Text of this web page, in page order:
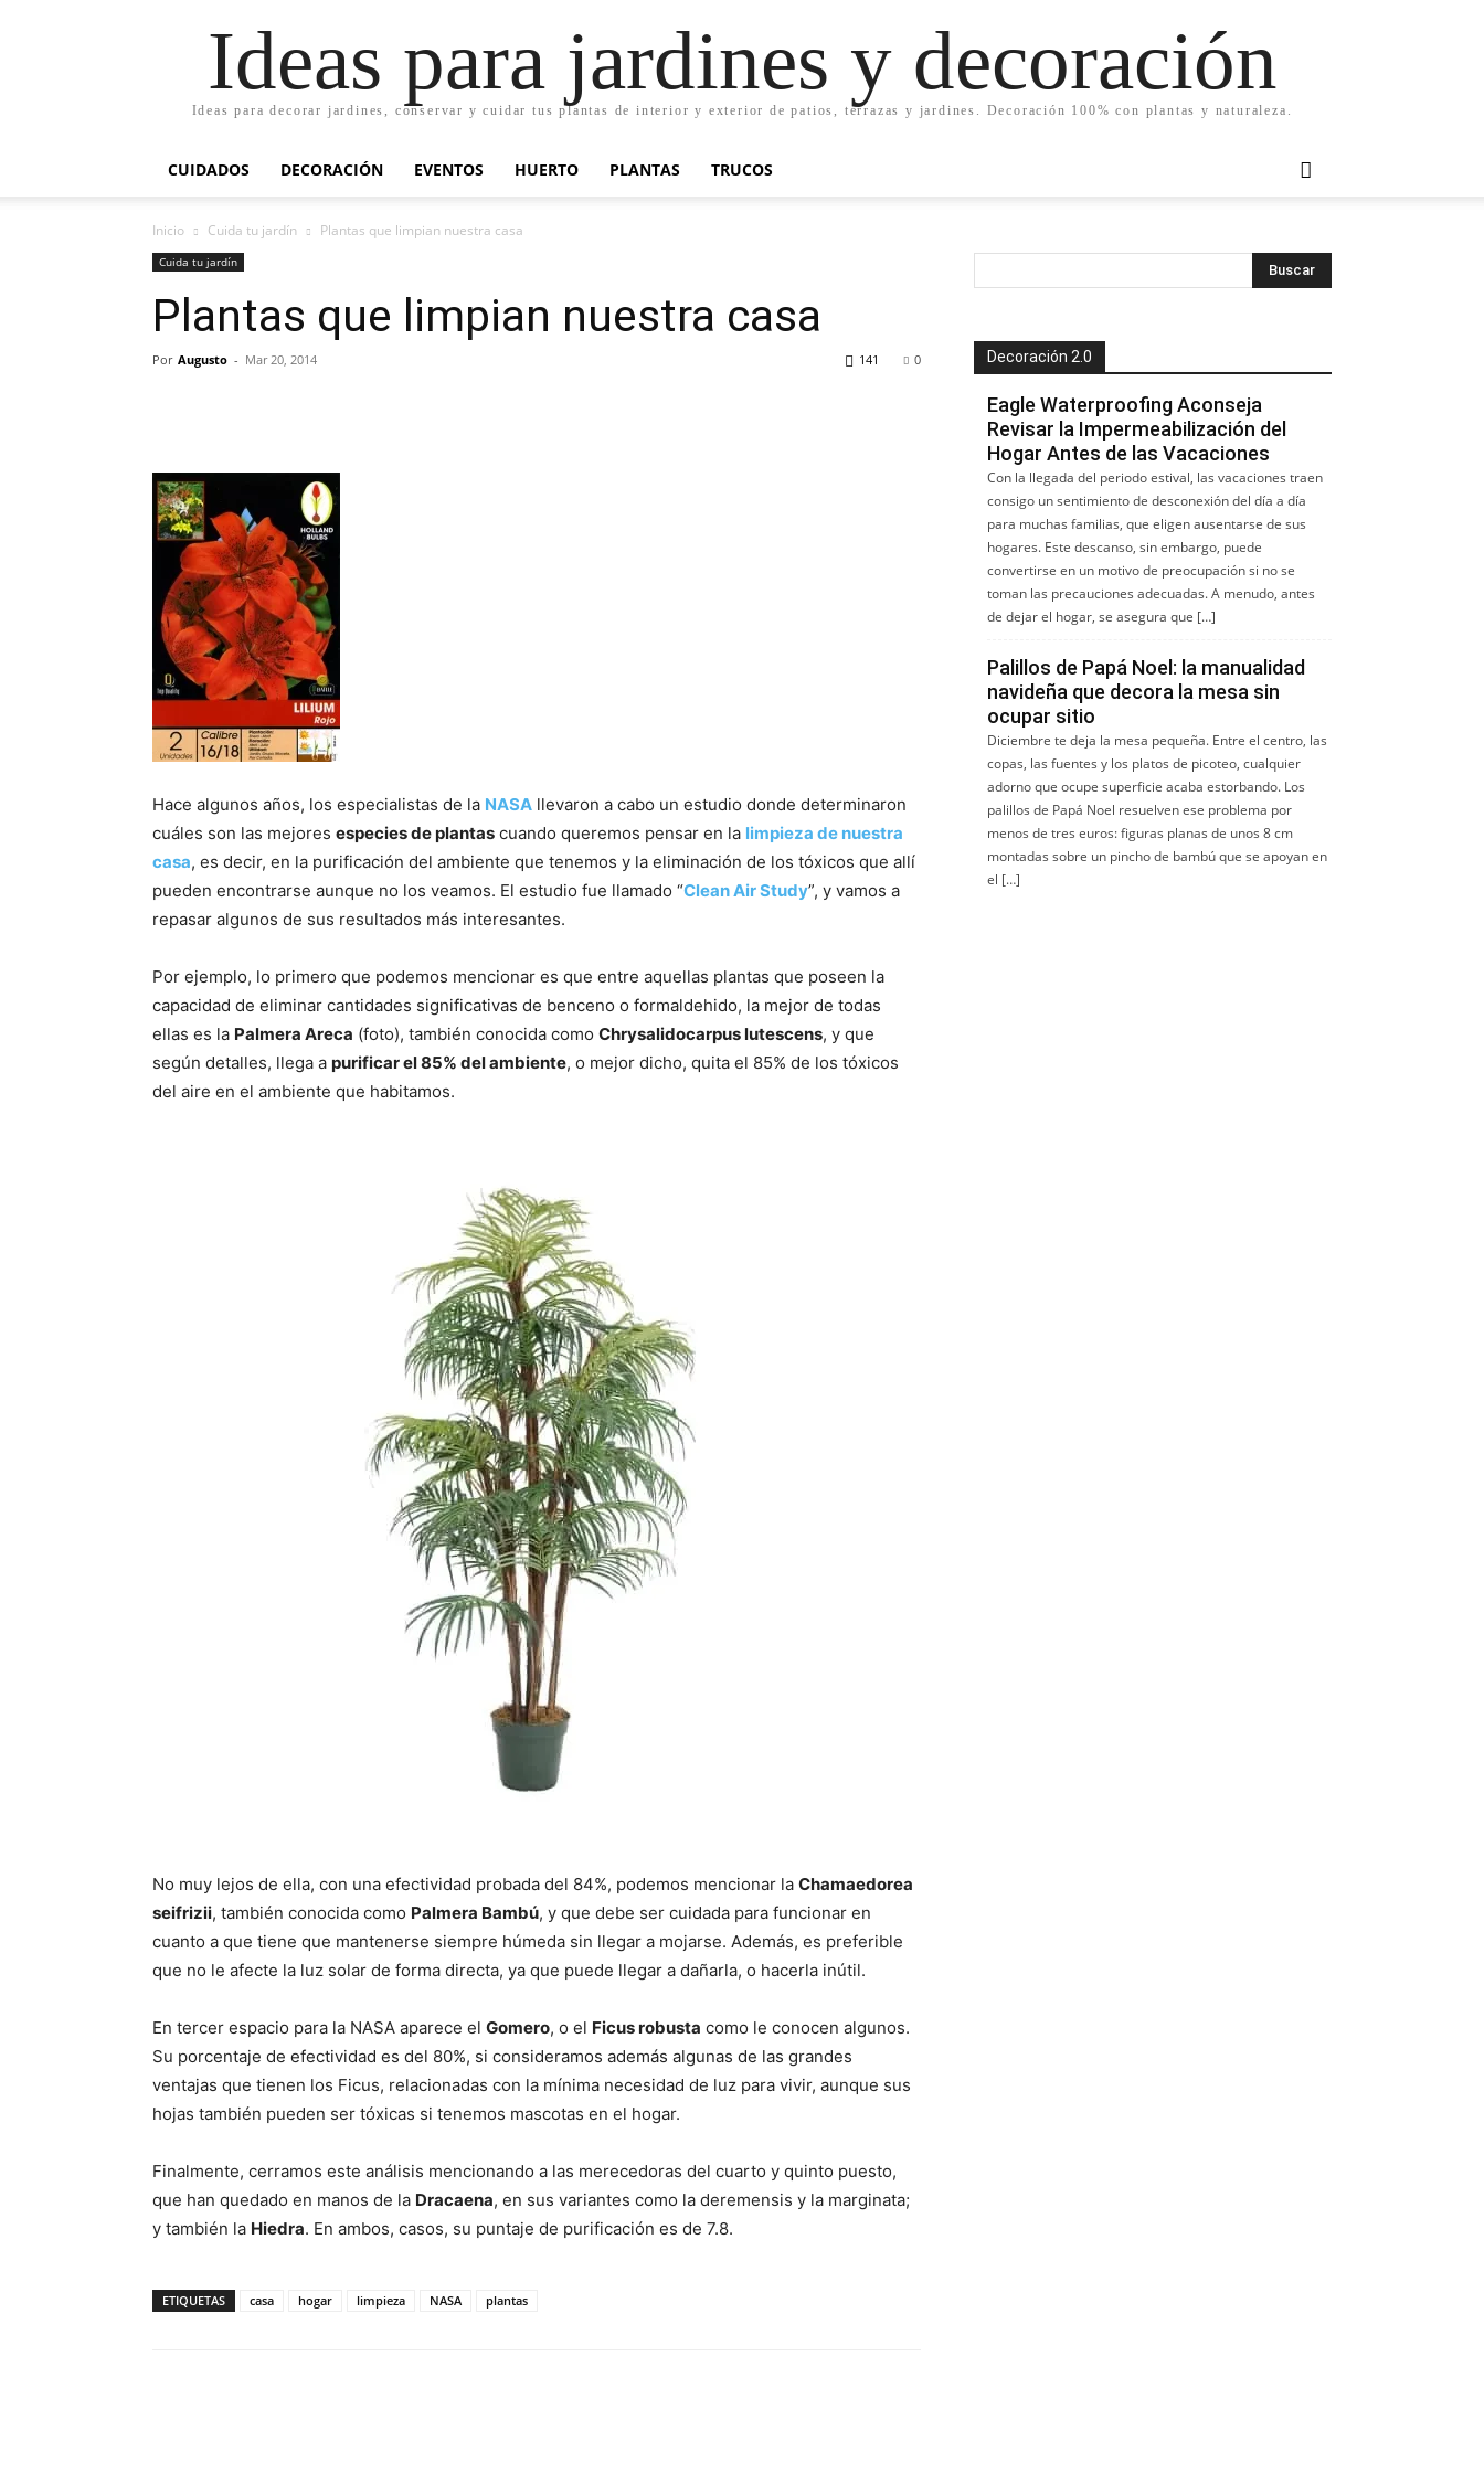
Ideas para jardines y decoración
Ideas para decorar jardines, conservar y cuidar tus plantas de interior y exterior de patios, terrazas y jardines. Decoración 100% con plantas y naturaleza.
CUIDADOS DECORACIÓN EVENTOS HUERTO PLANTAS TRUCOS
Inicio Cuida tu jardín Plantas que limpian nuestra casa
Cuida tu jardín
Plantas que limpian nuestra casa
Por Augusto - Mar 20, 2014 0
141
Hace algunos años, los especialistas de la NASA llevaron a cabo un estudio donde determinaron
cuáles son las mejores especies de plantas cuando queremos pensar en la limpieza de nuestra
casa, es decir, en la purificación del ambiente que tenemos y la eliminación de los tóxicos que allí
pueden encontrarse aunque no los veamos. El estudio fue llamado “Clean Air Study”, y vamos a
repasar algunos de sus resultados más interesantes.
Por ejemplo, lo primero que podemos mencionar es que entre aquellas plantas que poseen la
capacidad de eliminar cantidades significativas de benceno o formaldehido, la mejor de todas
ellas es la Palmera Areca (foto), también conocida como Chrysalidocarpus lutescens, y que
según detalles, llega a purificar el 85% del ambiente, o mejor dicho, quita el 85% de los tóxicos
del aire en el ambiente que habitamos.
No muy lejos de ella, con una efectividad probada del 84%, podemos mencionar la Chamaedorea
seifrizii, también conocida como Palmera Bambú, y que debe ser cuidada para funcionar en
cuanto a que tiene que mantenerse siempre húmeda sin llegar a mojarse. Además, es preferible
que no le afecte la luz solar de forma directa, ya que puede llegar a dañarla, o hacerla inútil.
En tercer espacio para la NASA aparece el Gomero, o el Ficus robusta como le conocen algunos.
Su porcentaje de efectividad es del 80%, si consideramos además algunas de las grandes
ventajas que tienen los Ficus, relacionadas con la mínima necesidad de luz para vivir, aunque sus
hojas también pueden ser tóxicas si tenemos mascotas en el hogar.
Finalmente, cerramos este análisis mencionando a las merecedoras del cuarto y quinto puesto,
que han quedado en manos de la Dracaena, en sus variantes como la deremensis y la marginata;
y también la Hiedra. En ambos, casos, su puntaje de purificación es de 7.8.
ETIQUETAS casa hogar limpieza NASA plantas
Decoración 2.0
Eagle Waterproofing Aconseja
Revisar la Impermeabilización del
Hogar Antes de las Vacaciones
Con la llegada del periodo estival, las vacaciones traen
consigo un sentimiento de desconexión del día a día
para muchas familias, que eligen ausentarse de sus
hogares. Este descanso, sin embargo, puede
convertirse en un motivo de preocupación si no se
toman las precauciones adecuadas. A menudo, antes
de dejar el hogar, se asegura que […]
Palillos de Papá Noel: la manualidad
navideña que decora la mesa sin
ocupar sitio
Diciembre te deja la mesa pequeña. Entre el centro, las
copas, las fuentes y los platos de picoteo, cualquier
adorno que ocupe superficie acaba estorbando. Los
palillos de Papá Noel resuelven ese problema por
menos de tres euros: figuras planas de unos 8 cm
montadas sobre un pincho de bambú que se apoyan en
el […]